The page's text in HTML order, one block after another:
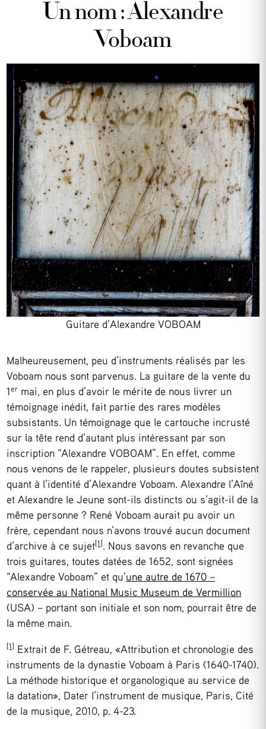
Un nom : Alexandre
Voboam
Guitare d’Alexandre VOBOAM
Malheureusement, peu d’instruments réalisés par les
Voboam nous sont parvenus. La guitare de la vente du
1er mai, en plus d’avoir le mérite de nous livrer un
témoignage inédit, fait partie des rares modèles
subsistants. Un témoignage que le cartouche incrusté
sur la tête rend d’autant plus intéressant par son
inscription “Alexandre VOBOAM”. En effet, comme
nous venons de le rappeler, plusieurs doutes subsistent
quant à l’identité d’Alexandre Voboam. Alexandre l’Aîné
et Alexandre le Jeune sont-ils distincts ou s’agit-il de la
même personne ? René Voboam aurait pu avoir un
frère, cependant nous n’avons trouvé aucun document
d’archive à ce sujet[1]. Nous savons en revanche que
trois guitares, toutes datées de 1652, sont signées
“Alexandre Voboam” et qu’une autre de 1670 –
conservée au National Music Museum de Vermillion
(USA) – portant son initiale et son nom, pourrait être de
la même main.
[1]Extrait de F. Gétreau, «Attribution et chronologie des
instruments de la dynastie Voboam à Paris (1640-1740).
La méthode historique et organologique au service de
la datation», Dater l’instrument de musique, Paris, Cité
de la musique, 2010, p. 4-23.